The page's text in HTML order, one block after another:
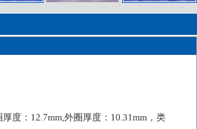
度：12.7mm,外圈厚度：10.31mm，类